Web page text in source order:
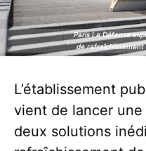
Paris La Défense
de
Paris La Défense
de
L’établissement
vient de lancer
deux solutions